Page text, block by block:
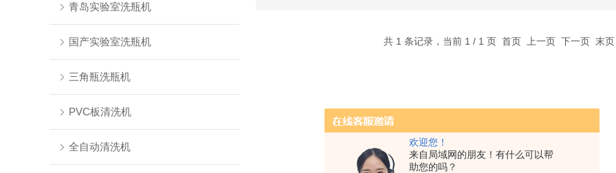
欢迎您！
来自局域网的朋友！有什么可以帮
助您的吗？
青岛实验室洗瓶机
国产实验室洗瓶机
三角瓶洗瓶机
PVC板清洗机
全自动清洗机
共 1 条记录，当前 1 / 1 页 首页 上一页 下一页 末